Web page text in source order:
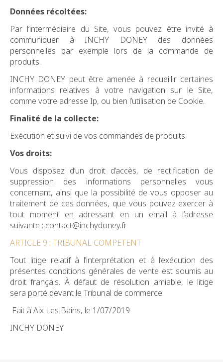
Données récoltées:
Par l’intermédiaire du Site, vous pouvez être invité à
communiquer à INCHY DONEY des données
personnelles par exemple lors de la commande de
produits.
INCHY DONEY peut être amenée à recueillir certaines
informations relatives à votre navigation sur le Site,
comme votre adresse Ip, ou bien l’utilisation de Cookie.
Finalité de la collecte:
Exécution et suivi de vos commandes de produits.
Vos droits:
Vous disposez d’un droit d’accès, de rectification de
suppression des informations personnelles vous
concernant, ainsi que la possibilité de vous opposer au
traitement de ces données, que vous pouvez exercer à
tout moment en adressant en un email à l’adresse
suivante : contact@inchydoney.fr
ARTICLE 9 : TRIBUNAL COMPETENT
Tout litige relatif à l’interprétation et à l’exécution des
présentes conditions générales de vente est soumis au
droit français. À défaut de résolution amiable, le litige
sera porté devant le Tribunal de commerce.
Fait à Aix Les Bains, le 1/07/2019
INCHY DONEY